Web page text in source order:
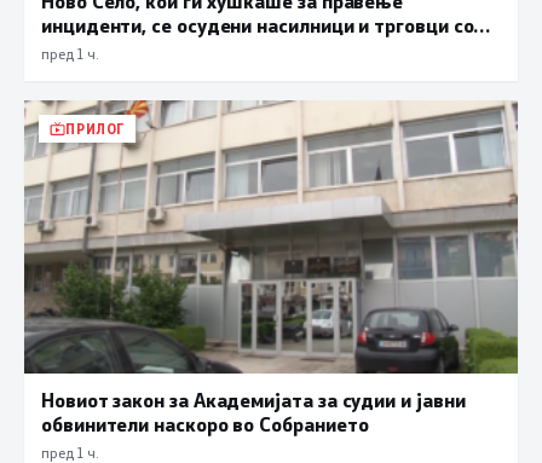
инциденти, се осудени насилници и трговци со
дрога
пред 1 ч.
ПРИЛОГ
Новиот закон за Академијата за судии и јавни
обвинители наскоро во Собранието
пред 1 ч.